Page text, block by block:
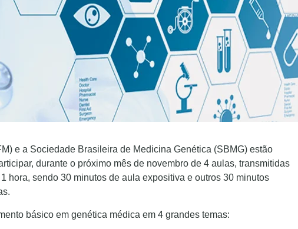
e a Sociedade Brasileira de Medicina Genética (SBMG) estão
durante o próximo mês de novembro de 4 aulas, transmitidas
hora, sendo 30 minutos de aula expositiva e outros 30 minutos
básico em genética médica em 4 grandes temas: